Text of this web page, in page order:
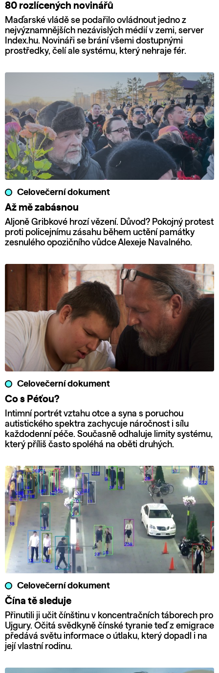
80 rozlícených novinářů
Maďarské vládě se podařilo ovládnout jedno z
nejvýznamnějších nezávislých médií v zemi, server
Index.hu. Novináři se brání všemi dostupnými
prostředky, čelí ale systému, který nehraje fér.
Celovečerní dokument
Až mě zabásnou
Aljoně Gribkové hrozí vězení. Důvod? Pokojný protest
proti policejnímu zásahu během uctění památky
zesnulého opozičního vůdce Alexeje Navalného.
Celovečerní dokument
Co s Péťou?
Intimní portrét vztahu otce a syna s poruchou
autistického spektra zachycuje náročnost i sílu
každodenní péče. Současně odhaluje limity systému,
který příliš často spoléhá na oběti druhých.
Celovečerní dokument
Čína tě sleduje
Přinutili ji učit čínštinu v koncentračních táborech pro
Ujgury. Očitá svědkyně čínské tyranie teď z emigrace
předává světu informace o útlaku, který dopadl i na
její vlastní rodinu.